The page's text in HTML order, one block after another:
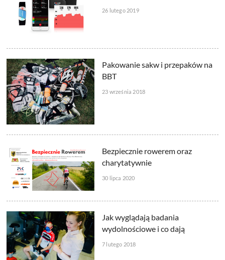
26 lutego 2019
Pakowanie sakw i przepaków na
BBT
23 września 2018
Bezpiecznie rowerem oraz
charytatywnie
30 lipca 2020
Jak wyglądają badania
wydolnościowe i co dają
7 lutego 2018